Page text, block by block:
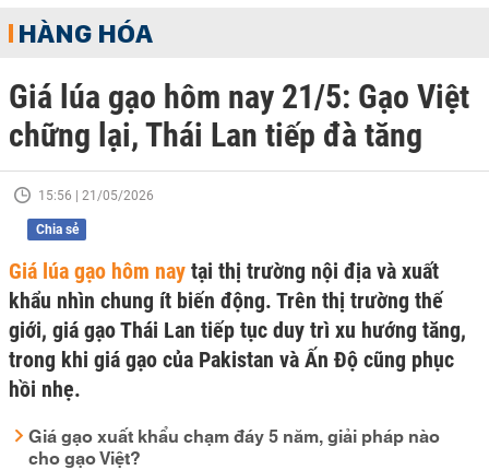
HÀNG HÓA
Giá lúa gạo hôm nay 21/5: Gạo Việt
chững lại, Thái Lan tiếp đà tăng
15:56 | 21/05/2026
Chia sẻ
Giá lúa gạo hôm nay tại thị trường nội địa và xuất
khẩu nhìn chung ít biến động. Trên thị trường thế
giới, giá gạo Thái Lan tiếp tục duy trì xu hướng tăng,
trong khi giá gạo của Pakistan và Ấn Độ cũng phục
hồi nhẹ.
Giá gạo xuất khẩu chạm đáy 5 năm, giải pháp nào
cho gạo Việt?